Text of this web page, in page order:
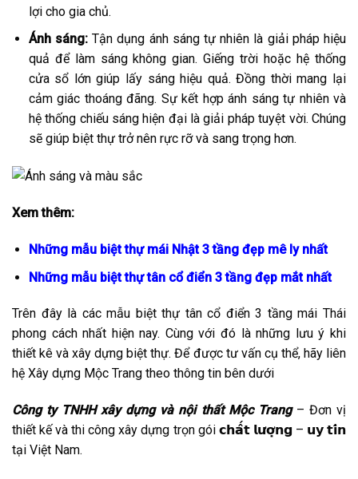
lợi cho gia chủ.
Ánh sáng: Tận dụng ánh sáng tự nhiên là giải pháp hiệu
quả để làm sáng không gian. Giếng trời hoặc hệ thống
cửa sổ lớn giúp lấy sáng hiệu quả. Đồng thời mang lại
cảm giác thoáng đãng. Sự kết hợp ánh sáng tự nhiên và
hệ thống chiếu sáng hiện đại là giải pháp tuyệt vời. Chúng
sẽ giúp biệt thự trở nên rực rỡ và sang trọng hơn.
Xem thêm:
Những mẫu biệt thự mái Nhật 3 tầng đẹp mê ly nhất
Những mẫu biệt thự tân cổ điển 3 tầng đẹp mắt nhất
Trên đây là các mẫu biệt thự tân cổ điển 3 tầng mái Thái
phong cách nhất hiện nay. Cùng với đó là những lưu ý khi
thiết kê và xây dựng biệt thự. Để được tư vấn cụ thể, hãy liên
hệ Xây dựng Mộc Trang theo thông tin bên dưới
Công ty TNHH xây dựng và nội thất Mộc Trang– Đơn vị
thiết kế và thi công xây dựng trọn gói 𝗰𝗵𝗮̂́𝘁 𝗹𝘂̛𝗼̛̣𝗻𝗴 – 𝘂𝘆 𝘁𝗶́𝗻
tại Việt Nam.